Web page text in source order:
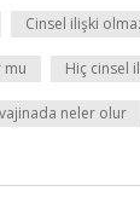
Cinsel ilişki
mu Hiç cinsel
neler olur